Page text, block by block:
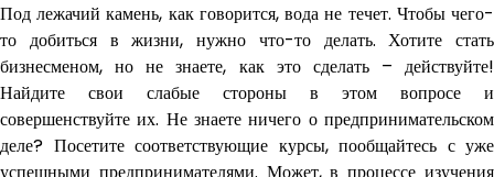
Под лежачий камень, как говорится, вода не течет. Чтобы чего-
то добиться в жизни, нужно что-то делать. Хотите стать
бизнесменом, но не знаете, как это сделать – действуйте!
Найдите свои слабые стороны в этом вопросе и
совершенствуйте их. Не знаете ничего о предпринимательском
деле? Посетите соответствующие курсы, пообщайтесь с уже